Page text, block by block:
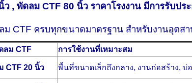
, พัดลม CTF 80 นิ้ว ราคาโรงงาน มีการรับปร
ม CTF ครบทุกขนาดมาตรฐาน สำหรับงานอุตส
ลม CTF การใช้งานที่เหมาะสม
CTF 20 นิ้ว พื้นที่ขนาดเล็กถึงกลาง, งานก่อสร้าง, บ่